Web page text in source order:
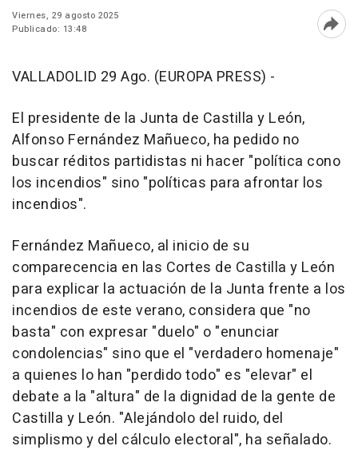
Viernes, 29 agosto 2025
Publicado: 13:48
VALLADOLID 29 Ago. (EUROPA PRESS) -
El presidente de la Junta de Castilla y León,
Alfonso Fernández Mañueco, ha pedido no
buscar réditos partidistas ni hacer "política cono
los incendios" sino "políticas para afrontar los
incendios".
Fernández Mañueco, al inicio de su
comparecencia en las Cortes de Castilla y León
para explicar la actuación de la Junta frente a los
incendios de este verano, considera que "no
basta" con expresar "duelo" o "enunciar
condolencias" sino que el "verdadero homenaje"
a quienes lo han "perdido todo" es "elevar" el
debate a la "altura" de la dignidad de la gente de
Castilla y León. "Alejándolo del ruido, del
simplismo y del cálculo electoral", ha señalado.